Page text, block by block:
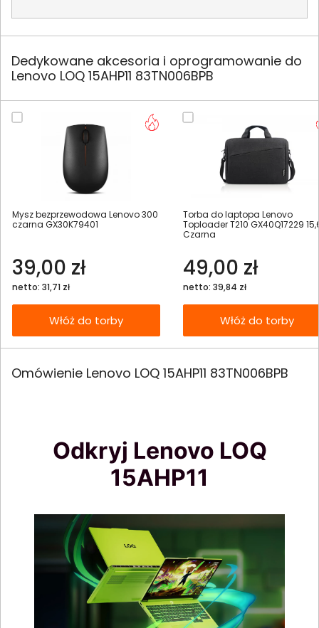
Dedykowane akcesoria i oprogramowanie do
Lenovo LOQ 15AHP11 83TN006BPB
Mysz bezprzewodowa Lenovo 300
czarna GX30K79401
39,00 zł
netto: 31,71 zł
Włóż do torby
Torba do laptopa Lenovo
Toploader T210 GX40Q17229
Czarna
49,00 zł
netto: 39,84 zł
Włóż do torby
Omówienie Lenovo LOQ 15AHP11 83TN006BPB
Odkryj Lenovo LOQ
15AHP11